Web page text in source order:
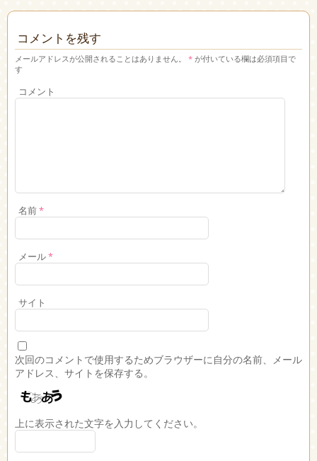
コメントを残す
メールアドレスが公開されることはありません。 * が付いている欄は必須項目で
す
コメント
名前*
メール*
サイト
次回のコメントで使用するためブラウザーに自分の名前、メール
アドレス、サイトを保存する。
上に表示された文字を入力してください。